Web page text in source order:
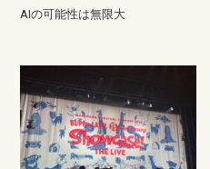
AIの可能性は無限大